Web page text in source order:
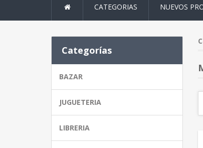
CATEGORIAS NUEVOS
Categorías
BAZAR
JUGUETERIA
LIBRERIA